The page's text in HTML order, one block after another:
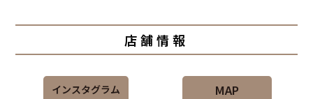
店舗情報
インスタグラム MAP